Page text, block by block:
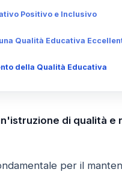
Positivo e Inclusivo
Qualità Educativa
della Qualità Educativa
di qualità
per il